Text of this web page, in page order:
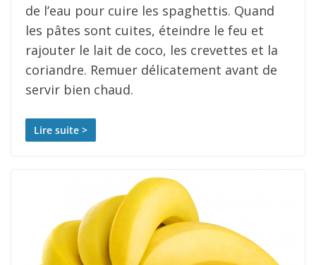
de l’eau pour cuire les spaghettis. Quand
les pâtes sont cuites, éteindre le feu et
rajouter le lait de coco, les crevettes et la
coriandre. Remuer délicatement avant de
servir bien chaud.
Lire suite >